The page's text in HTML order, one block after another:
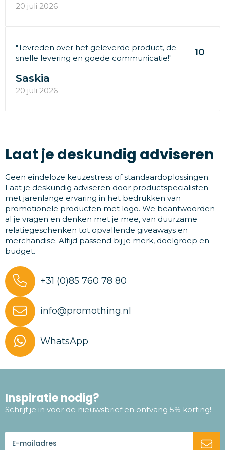
20 juli 2026
"Tevreden over het geleverde product, de
snelle levering en goede communicatie!"
10
Saskia
20 juli 2026
Laat je deskundig adviseren
Geen eindeloze keuzestress of standaardoplossingen.
Laat je deskundig adviseren door productspecialisten
met jarenlange ervaring in het bedrukken van
promotionele producten met logo. We beantwoorden
al je vragen en denken met je mee, van duurzame
relatiegeschenken tot opvallende giveaways en
merchandise. Altijd passend bij je merk, doelgroep en
budget.
+31 (0)85 760 78 80
info@promothing.nl
WhatsApp
Inspiratie nodig?
Schrijf je in voor de nieuwsbrief en ontvang 5% korting!